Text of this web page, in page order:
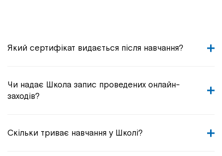
Який сертифікат видається після навчання?
Чи надає Школа запис проведених онлайн-
заходів?
Скільки триває навчання у Школі?